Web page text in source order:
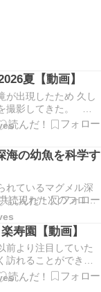
夏【動画】
が出現したため 久し
撮影してきた。 赤
みてきたのは、2019
以下、本編動画よ
花川戸の…
海の幼魚を科学す
れているマグメル深
に現れた次のフロア
では深い海に生息
加えて 水中ドローン
公開されている。
る事となった、サケ
寿園【動画】
前より注目していた
訪れることができ
、計20種。前半で
るヤギやアルパカや